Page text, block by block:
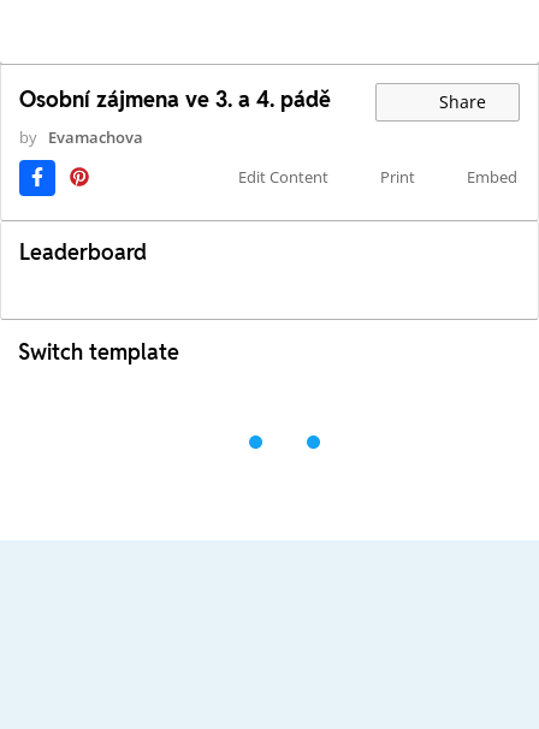
Osobní zájmena ve 3. a 4. pádě Share
by Evamachova
Edit Content
Print Embed
Leaderboard
Switch template